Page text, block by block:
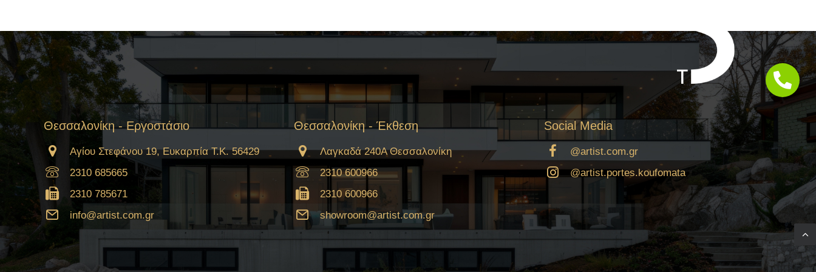
Θεσσαλονίκη - Εργοστάσιο
Αγίου Στεφάνου 19, Ευκαρπία Τ.Κ. 56429
2310 685665
2310 785671
info@artist.com.gr
Θεσσαλονίκη - Έκθεση
Λαγκαδά 240Α Θεσσαλονίκη
2310 600966
2310 600966
showroom@artist.com.gr
Social Media
@artist.com.gr
@artist.portes.koufomata